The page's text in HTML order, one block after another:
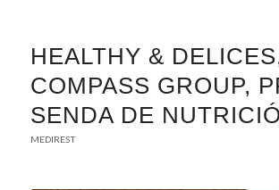
HEALTHY &
COMPASS GROUP,
SENDA DE
MEDIREST